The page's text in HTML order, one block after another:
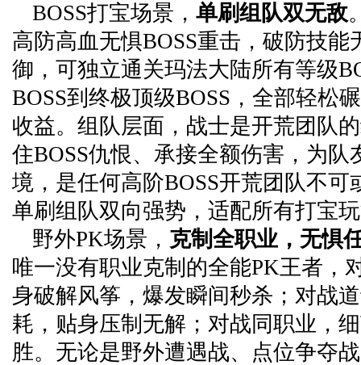
BOSS打宝场景， 单刷组队双无敌
高防高血无惧BOSS重击，破防技能
御，可独立通关玛法大陆所有等级
BOSS到终极顶级BOSS，全部轻松
收益。组队层面，战士是开荒团队
住BOSS仇恨、承接全额伤害，为队
境，是任何高阶BOSS开荒团队不可
单刷组队双向强势，适配所有打宝
野外PK场景， 克制全职业，无惧
唯一没有职业克制的全能PK王者，
身破解风筝，爆发瞬间秒杀；对战
耗，贴身压制无解；对战同职业，
胜。无论是野外遭遇战、点位争夺